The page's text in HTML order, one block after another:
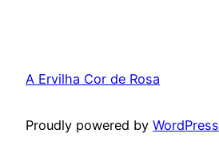
A Ervilha Cor de Rosa
Proudly powered by WordPress